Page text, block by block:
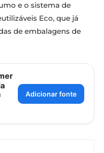
e o sistema de
Eco, que já
de embalagens de
Adicionar fonte